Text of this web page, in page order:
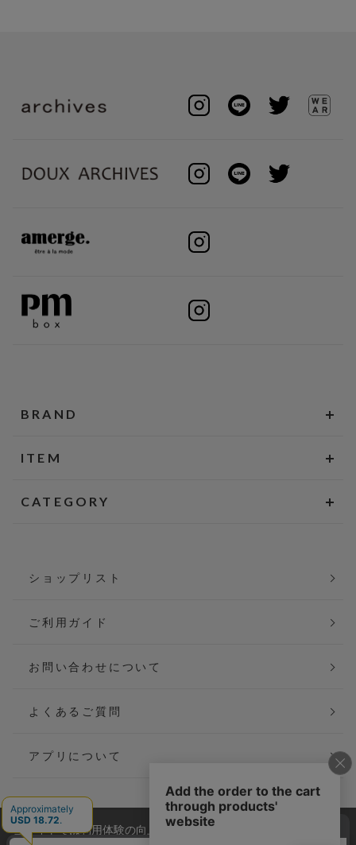
BRAND
ITEM
CATEGORY
ショップリスト
ご利用ガイド
お問い合わせについて
よくあるご質問
アプリについて
当サイトでは利用体験の向上およびコンテンツの最適な提供、ト